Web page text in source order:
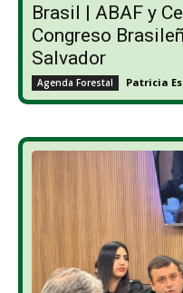
Brasil | ABAF y
Congreso
Salvador
Agenda Forestal Patricia